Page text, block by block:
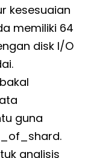
kesesuaian
memiliki 64
disk I/O
guna
analisis